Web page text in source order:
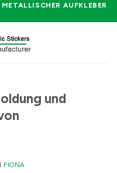
AUFKLEBER M
und
FIONA